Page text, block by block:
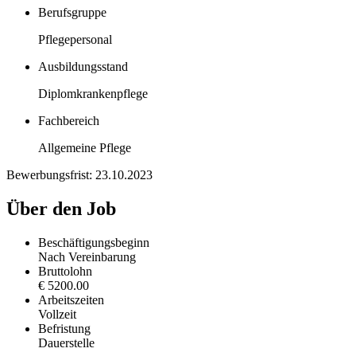
Berufsgruppe
Pflegepersonal
Ausbildungsstand
Diplomkrankenpflege
Fachbereich
Allgemeine Pflege
Bewerbungsfrist: 23.10.2023
Über den Job
Beschäftigungsbeginn
Nach Vereinbarung
Bruttolohn
€ 5200.00
Arbeitszeiten
Vollzeit
Befristung
Dauerstelle